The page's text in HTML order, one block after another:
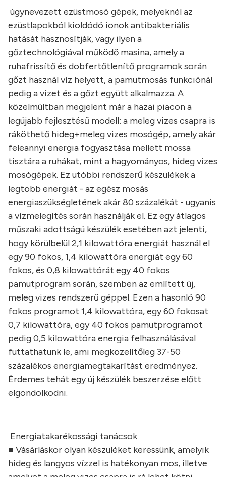
úgynevezett ezüstmosó gépek, melyeknél az
ezüstlapokból kioldódó ionok antibakteriális
hatását hasznosítják, vagy ilyen a
gőztechnológiával működő masina, amely a
ruhafrissítő és dobfertőtlenítő programok során
gőzt használ víz helyett, a pamutmosás funkciónál
pedig a vizet és a gőzt együtt alkalmazza. A
közelmúltban megjelent már a hazai piacon a
legújabb fejlesztésű modell: a meleg vizes csapra is
ráköthető hideg+meleg vizes mosógép, amely akár
feleannyi energia fogyasztása mellett mossa
tisztára a ruhákat, mint a hagyományos, hideg vizes
mosógépek. Ez utóbbi rendszerű készülékek a
legtöbb energiát - az egész mosás
energiaszükségletének akár 80 százalékát - ugyanis
a vízmelegítés során használják el. Ez egy átlagos
műszaki adottságú készülék esetében azt jelenti,
hogy körülbelül 2,1 kilowattóra energiát használ el
egy 90 fokos, 1,4 kilowattóra energiát egy 60
fokos, és 0,8 kilowattórát egy 40 fokos
pamutprogram során, szemben az említett új,
meleg vizes rendszerű géppel. Ezen a hasonló 90
fokos programot 1,4 kilowattóra, egy 60 fokosat
0,7 kilowattóra, egy 40 fokos pamutprogramot
pedig 0,5 kilowattóra energia felhasználásával
futtathatunk le, ami megközelítőleg 37-50
százalékos energiamegtakarítást eredményez.
Érdemes tehát egy új készülék beszerzése előtt
elgondolkodni.
Energiatakarékossági tanácsok
■ Vásárláskor olyan készüléket keressünk, amelyik
hideg és langyos vízzel is hatékonyan mos, illetve